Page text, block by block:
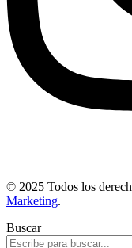
© 2025 Todos los
Marketing.
Buscar